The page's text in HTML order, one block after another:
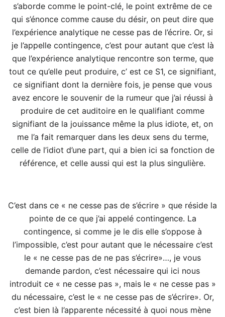
s’aborde comme le point-clé, le point extrême de ce
qui s’énonce comme cause du désir, on peut dire que
l’expérience analytique ne cesse pas de l’écrire. Or, si
je l’appelle contingence, c’est pour autant que c’est là
que l’expérience analytique rencontre son terme, que
tout ce qu’elle peut produire, c’ est ce S1, ce signifiant,
ce signifiant dont la dernière fois, je pense que vous
avez encore le souvenir de la rumeur que j’ai réussi à
produire de cet auditoire en le qualifiant comme
signifiant de la jouissance même la plus idiote, et, on
me l’a fait remarquer dans les deux sens du terme,
celle de l’idiot d’une part, qui a bien ici sa fonction de
référence, et celle aussi qui est la plus singulière.
C’est dans ce « ne cesse pas de s’écrire » que réside la
pointe de ce que j’ai appelé contingence. La
contingence, si comme je le dis elle s’oppose à
l’impossible, c’est pour autant que le nécessaire c’est
le « ne cesse pas de ne pas s’écrire»…, je vous
demande pardon, c’est nécessaire qui ici nous
introduit ce « ne cesse pas », mais le « ne cesse pas »
du nécessaire, c’est le « ne cesse pas de s’écrire». Or,
c’est bien là l’apparente nécessité à quoi nous mène